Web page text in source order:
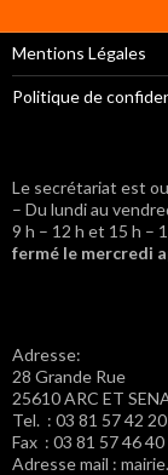
Mentions Légales
Politique de
Le secrétariat est
– Du lundi au
9 h – 12 h et 15 h –
fermé le mercredi
Adresse:
28 Grande Rue
25610 ARC ET
Tel. : 03 81 57 42 20
Fax : 03 81 57 46 40
Adresse mail :